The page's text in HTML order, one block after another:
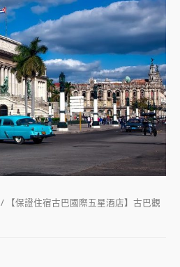
/ 【保證住宿古巴國際五星酒店】古巴觀